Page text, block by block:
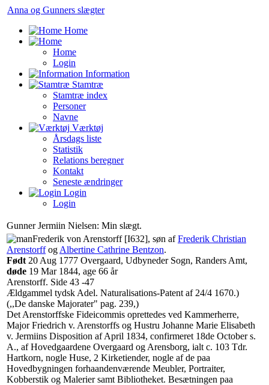
Anna og Gunners slægter
Home
Home
Login
Information
Stamtræ
Stamtræ index
Personer
Navne
Værktøj
Årsdags liste
Statistik
Relations beregner
Kontakt
Seneste ændringer
Login
Login
Gunner Jermiin Nielsen: Min slægt.
‎Frederik von Arenstorff‏‎ [I632]‎, søn afFrederik Christian
Arenstorffog Albertine Cathrine Bentzon‏.
Født ‎20 Aug 1777 Overgaard, Udbyneder Sogn, Randers Amt,
døde ‎19 Mar 1844‎, age 66 år
Arenstorff. Side 43 -47
Ældgammel tydsk Adel. Naturalisations-Patent af 24/4 1670.)
(,,De danske Majorater" pag. 239,)
Det Arenstorffske Fideicommis oprettedes ved Kammerherre,
Major Friedrich v. Arenstorffs og Hustru Johanne Marie Elisabeth
v. Jermiins Disposition af April 1834, confirmeret 18de October s.
A., af Hovedgaardene Overgaard og Arensborg, ialt c. 103 Tdr.
Hartkorn, nogle Huse, 2 Kirketiender, nogle af de paa
Hovedbygningen forhaandenværende Meubler, Portraiter,
Kobberstik og Malerier samt Bibliotheket. Besætningen paa